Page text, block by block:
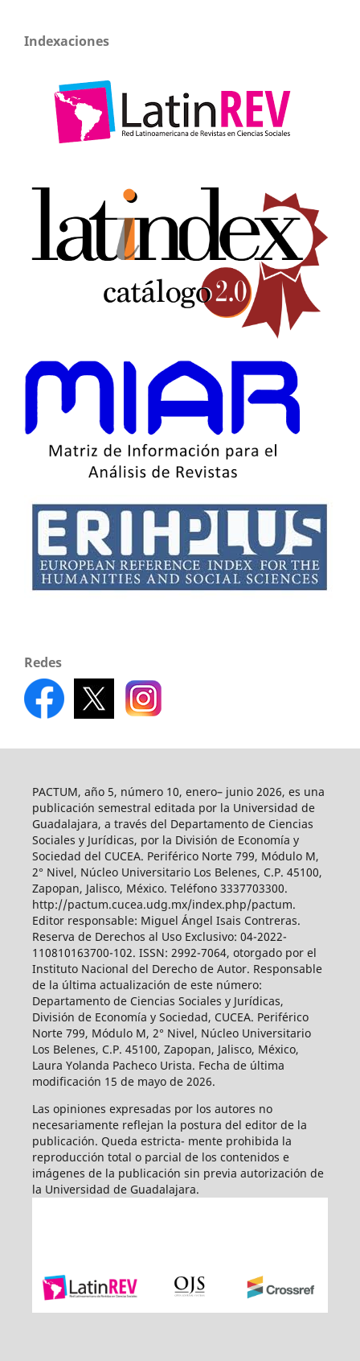
Indexaciones
Redes
PACTUM, año 5, número 10, enero– junio 2026, es una
publicación semestral editada por la Universidad de
Guadalajara, a través del Departamento de Ciencias
Sociales y Jurídicas, por la División de Economía y
Sociedad del CUCEA. Periférico Norte 799, Módulo M,
2° Nivel, Núcleo Universitario Los Belenes, C.P. 45100,
Zapopan, Jalisco, México. Teléfono 3337703300.
http://pactum.cucea.udg.mx/index.php/pactum.
Editor responsable: Miguel Ángel Isais Contreras.
Reserva de Derechos al Uso Exclusivo: 04-2022-
110810163700-102. ISSN: 2992-7064, otorgado por el
Instituto Nacional del Derecho de Autor. Responsable
de la última actualización de este número:
Departamento de Ciencias Sociales y Jurídicas,
División de Economía y Sociedad, CUCEA. Periférico
Norte 799, Módulo M, 2° Nivel, Núcleo Universitario
Los Belenes, C.P. 45100, Zapopan, Jalisco, México,
Laura Yolanda Pacheco Urista. Fecha de última
modificación 15 de mayo de 2026.
Las opiniones expresadas por los autores no
necesariamente reflejan la postura del editor de la
publicación. Queda estricta- mente prohibida la
reproducción total o parcial de los contenidos e
imágenes de la publicación sin previa autorización de
la Universidad de Guadalajara.